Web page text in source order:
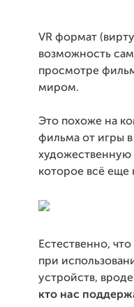
VR формат
возможность
просмотре
миром.
Это похоже на
фильма от игры
которое всё еще
Естественно,
при
устройств, вроде
кто нас